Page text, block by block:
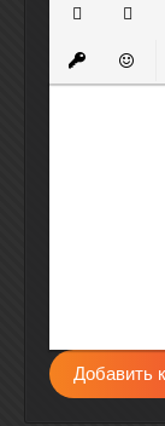
Вставить
Добавить